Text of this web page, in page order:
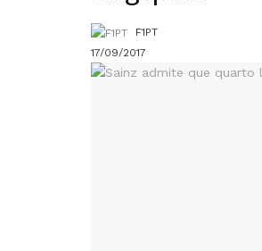
F1PT
17/09/2017